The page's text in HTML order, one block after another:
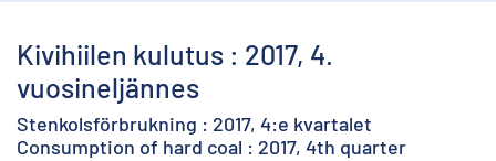
Kivihiilen kulutus : 2017, 4.
vuosineljännes
Stenkolsförbrukning : 2017, 4:e kvartalet
Consumption of hard coal : 2017, 4th quarter